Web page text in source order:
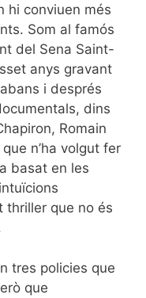
hi conviuen més
Som al famós
del Sena Saint-
anys gravant
i després
dins
Romain
n’ha volgut fer
basat en les
thriller que no és
tres policies que
que